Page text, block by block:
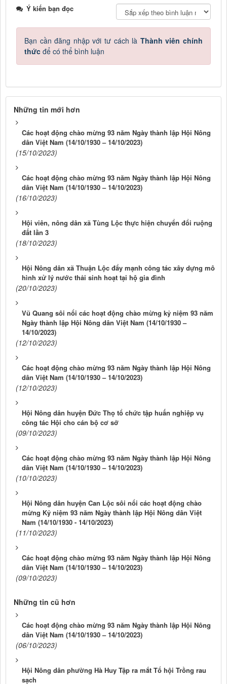
Ý kiến bạn đọc
Bạn cần đăng nhập với tư cách là Thành viên chính
thức để có thể bình luận
Những tin mới hơn
Các hoạt động chào mừng 93 năm Ngày thành lập Hội Nông
dân Việt Nam (14/10/1930 – 14/10/2023)
(15/10/2023)
Các hoạt động chào mừng 93 năm Ngày thành lập Hội Nông
dân Việt Nam (14/10/1930 – 14/10/2023)
(16/10/2023)
Hội viên, nông dân xã Tùng Lộc thực hiện chuyển đổi ruộng
đất lần 3
(18/10/2023)
Hội Nông dân xã Thuận Lộc đẩy mạnh công tác xây dựng mô
hình xử lý nước thải sinh hoạt tại hộ gia đình
(20/10/2023)
Vũ Quang sôi nổi các hoạt động chào mừng kỷ niệm 93 năm
Ngày thành lập Hội Nông dân Việt Nam (14/10/1930 –
14/10/2023)
(12/10/2023)
Các hoạt động chào mừng 93 năm Ngày thành lập Hội Nông
dân Việt Nam (14/10/1930 – 14/10/2023)
(12/10/2023)
Hội Nông dân huyện Đức Thọ tổ chức tập huấn nghiệp vụ
công tác Hội cho cán bộ cơ sở
(09/10/2023)
Các hoạt động chào mừng 93 năm Ngày thành lập Hội Nông
dân Việt Nam (14/10/1930 – 14/10/2023)
(10/10/2023)
Hội Nông dân huyện Can Lộc sôi nổi các hoạt động chào
mừng Kỷ niệm 93 năm Ngày thành lập Hội Nông dân Việt
Nam (14/10/1930 - 14/10/2023)
(11/10/2023)
Các hoạt động chào mừng 93 năm Ngày thành lập Hội Nông
dân Việt Nam (14/10/1930 – 14/10/2023)
(09/10/2023)
Những tin cũ hơn
Các hoạt động chào mừng 93 năm Ngày thành lập Hội Nông
dân Việt Nam (14/10/1930 – 14/10/2023)
(06/10/2023)
Hội Nông dân phường Hà Huy Tập ra mắt Tổ hội Trồng rau
sạch